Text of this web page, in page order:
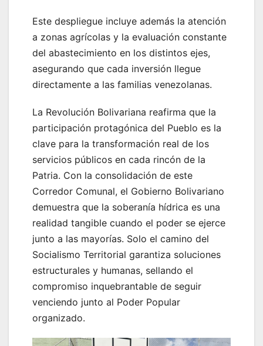
Este despliegue incluye además la atención
a zonas agrícolas y la evaluación constante
del abastecimiento en los distintos ejes,
asegurando que cada inversión llegue
directamente a las familias venezolanas.
La Revolución Bolivariana reafirma que la
participación protagónica del Pueblo es la
clave para la transformación real de los
servicios públicos en cada rincón de la
Patria. Con la consolidación de este
Corredor Comunal, el Gobierno Bolivariano
demuestra que la soberanía hídrica es una
realidad tangible cuando el poder se ejerce
junto a las mayorías. Solo el camino del
Socialismo Territorial garantiza soluciones
estructurales y humanas, sellando el
compromiso inquebrantable de seguir
venciendo junto al Poder Popular
organizado.